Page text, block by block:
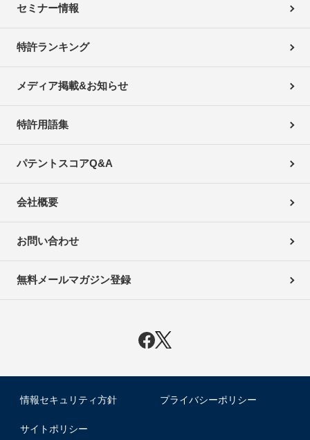
セミナー情報
特許ランキング
メディア掲載&お知らせ
特許用語集
パテントスコアQ&A
会社概要
お問い合わせ
無料メールマガジン登録
情報セキュリティ方針 プライバシーポリシー
サイトポリシー